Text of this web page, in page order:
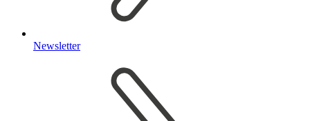
Newsletter